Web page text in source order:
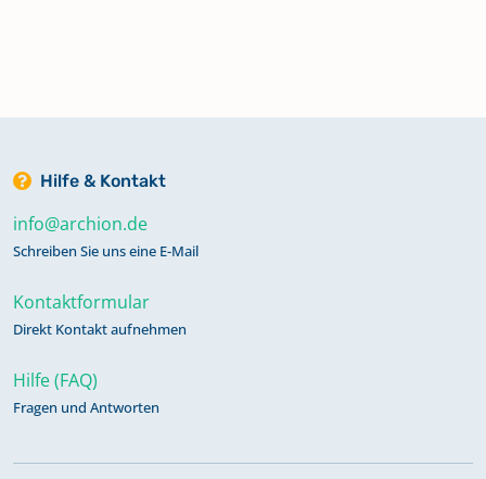
Hilfe & Kontakt
info@archion.de
Schreiben Sie uns eine E-Mail
Kontaktformular
Direkt Kontakt aufnehmen
Hilfe (FAQ)
Fragen und Antworten